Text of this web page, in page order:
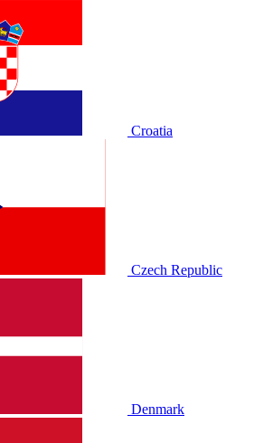
Croatia
Czech Republic
Denmark